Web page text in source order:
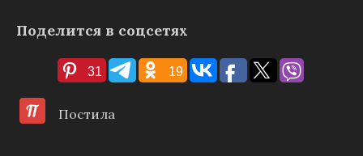
Поделится в соцсетях
31 19
Постила